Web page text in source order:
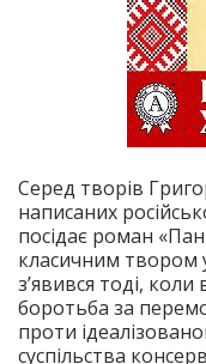
Серед творів
написаних
посідає роман
класичним твором
з’явився тоді, коли
боротьба за
проти
суспільства